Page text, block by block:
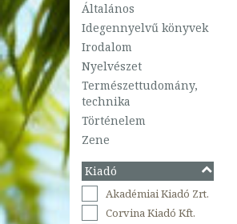
Általános
Idegennyelvű könyvek
Irodalom
Nyelvészet
Természettudomány,
technika
Történelem
Zene
Kiadó
Akadémiai Kiadó Zrt.
Corvina Kiadó Kft.